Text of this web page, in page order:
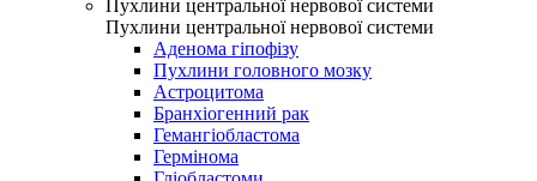
Пухлини центральної нервової системи
Пухлини центральної нервової системи
Аденома гіпофізу
Пухлини головного мозку
Астроцитома
Бранхіогенний рак
Гемангіобластома
Гермінома